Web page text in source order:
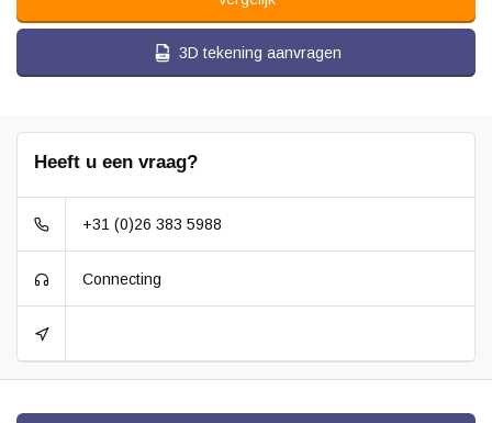
3D tekening aanvragen
Heeft u een vraag?
+31 (0)26 383 5988
Connecting